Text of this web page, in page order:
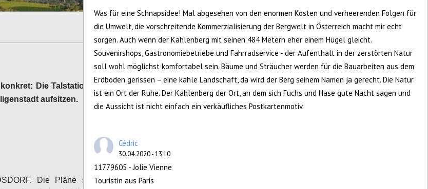
Die Talstation soll direkt auf
aufsitzen.
Die Pläne sind schon sehr
Was für eine Schnapsidee! Mal abgesehen von den enormen Kosten und verheerenden Folgen für
die Umwelt, die vorschreitende Kommerzialisierung der Bergwelt in Österreich macht mir echt
sorgen. Auch wenn der Kahlenberg mit seinen 484 Metern eher einem Hügel gleicht.
Souvenirshops, Gastronomiebetriebe und Fahrradservice - der Aufenthalt in der zerstörten Natur
soll wohl möglichst komfortabel sein. Bäume und Sträucher werden für die Bauarbeiten aus dem
Erdboden gerissen – eine kahle Landschaft, da wird der Berg seinem Namen ja gerecht. Die Natur
ist ein Ort der Ruhe. Der Kahlenberg der Ort, an dem sich Fuchs und Hase gute Nacht sagen und
die Aussicht ist nicht einfach ein verkäufliches Postkartenmotiv.
Cédric
30.04.2020 - 13:10
11779605 - Jolie Vienne
Touristin aus Paris